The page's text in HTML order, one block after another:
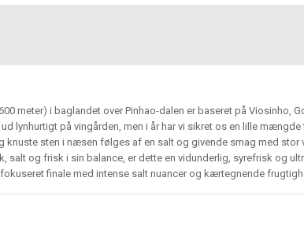
meter) i baglandet over Pinhao-dalen er baseret på Viosinho,
lynhurtigt på vingården, men i år har vi sikret os en lille mængde
sten i næsen følges af en salt og givende smag med stor
salt og frisk i sin balance, er dette en vidunderlig, syrefrisk og
finale med intense salt nuancer og kærtegnende